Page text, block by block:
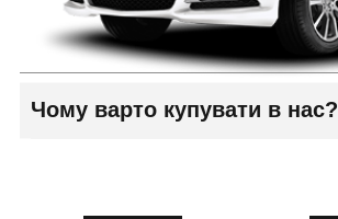
Чому варто купувати в нас?